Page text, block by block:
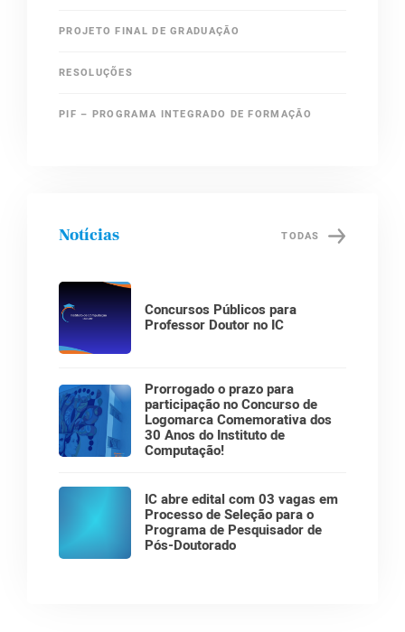
PROJETO FINAL DE GRADUAÇÃO
RESOLUÇÕES
PIF – PROGRAMA INTEGRADO DE FORMAÇÃO
Notícias TODAS
Concursos Públicos para
Professor Doutor no IC
Prorrogado o prazo para
participação no Concurso de
Logomarca Comemorativa dos
30 Anos do Instituto de
Computação!
IC abre edital com 03 vagas em
Processo de Seleção para o
Programa de Pesquisador de
Pós-Doutorado